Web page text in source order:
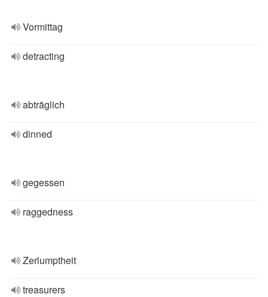
Vormittag
detracting
abträglich
dinned
gegessen
raggedness
Zerlumptheit
treasurers